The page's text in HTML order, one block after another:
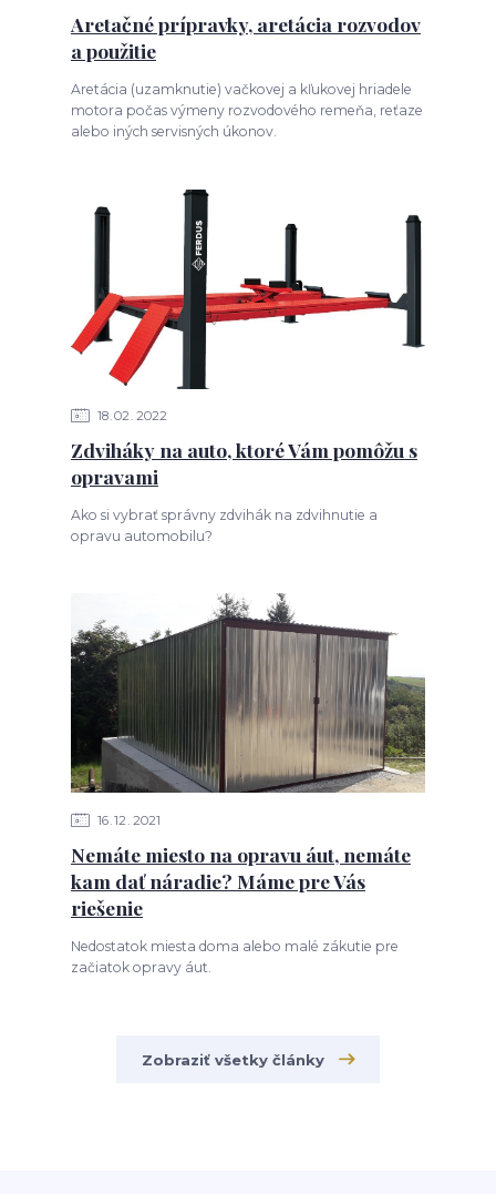
Aretačné prípravky, aretácia rozvodov
a použitie
Aretácia (uzamknutie) vačkovej a kľukovej hriadele
motora počas výmeny rozvodového remeňa, reťaze
alebo iných servisných úkonov.
18 02 2022
Zdviháky na auto, ktoré Vám pomôžu s
opravami
Ako si vybrať správny zdvihák na zdvihnutie a
opravu automobilu?
16 12 2021
Nemáte miesto na opravu áut, nemáte
kam dať náradie? Máme pre Vás
riešenie
Nedostatok miesta doma alebo malé zákutie pre
začiatok opravy áut.
Zobraziť všetky články